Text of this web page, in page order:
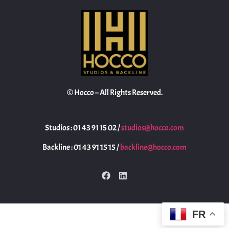
© Hocco – All Rights Reserved.
Studios : 01 43 91 15 02 /studios@hocco.com
Backline : 01 43 91 15 15 /backline@hocco.com
FR